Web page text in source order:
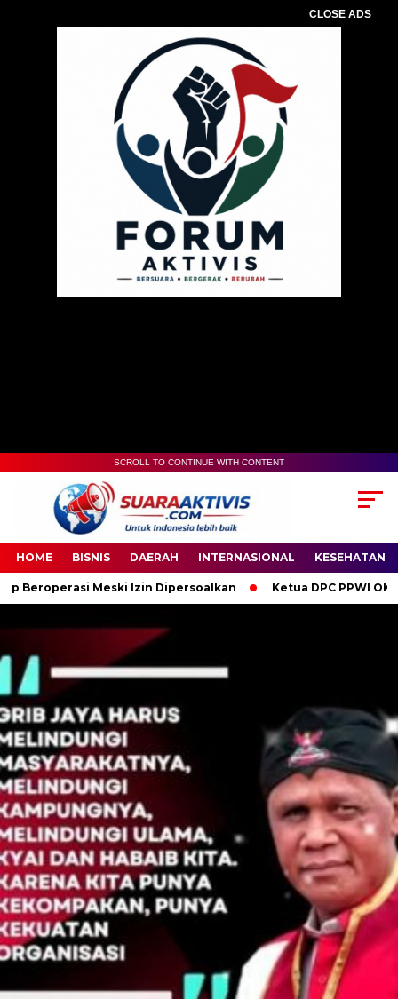
CLOSE ADS
00:00
SCROLL TO CONTINUE WITH CONTENT
HOME BISNIS DAERAH INTERNASIONAL KESEHATAN
Izin Dipersoalkan Ketua DPC PPWI OKI Bersama